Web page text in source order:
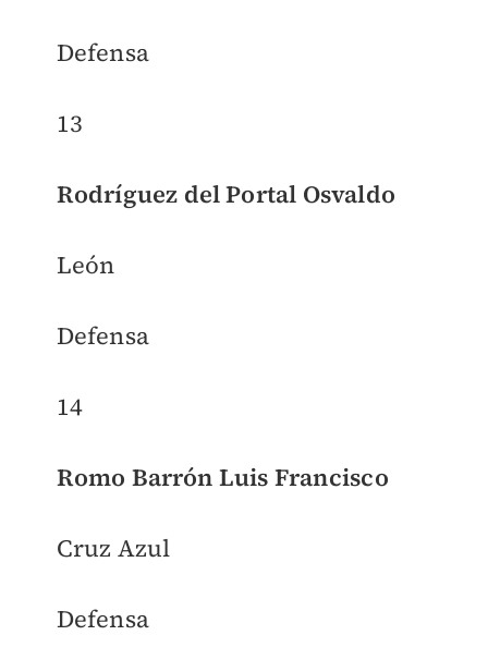
Defensa
13
Rodríguez del Portal Osvaldo
León
Defensa
14
Romo Barrón Luis Francisco
Cruz Azul
Defensa